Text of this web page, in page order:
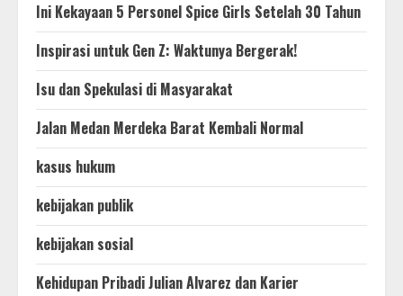
Ini Kekayaan 5 Personel Spice Girls Setelah 30 Tahun
Inspirasi untuk Gen Z: Waktunya Bergerak!
Isu dan Spekulasi di Masyarakat
Jalan Medan Merdeka Barat Kembali Normal
kasus hukum
kebijakan publik
kebijakan sosial
Kehidupan Pribadi Julian Alvarez dan Karier